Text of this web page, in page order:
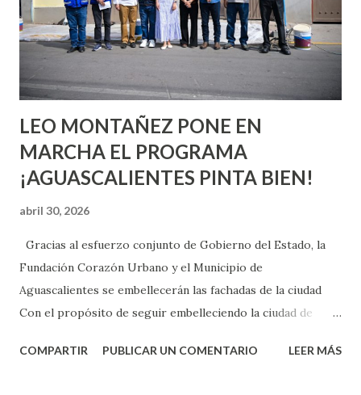
pienses que el sexo será increíble y no puedas esperar para
experimentarlo, pero como cualquier persona con
experiencia te dirá, siempre es mejor cuando ambas partes
son suficientemen...
LEO MONTAÑEZ PONE EN
MARCHA EL PROGRAMA
¡AGUASCALIENTES PINTA BIEN!
abril 30, 2026
Gracias al esfuerzo conjunto de Gobierno del Estado, la
Fundación Corazón Urbano y el Municipio de
Aguascalientes se embellecerán las fachadas de la ciudad
Con el propósito de seguir embelleciendo la ciudad de
municipal, Leo Montañez dio inicio al programa
COMPARTIR PUBLICAR UN COMENTARIO LEER MÁS